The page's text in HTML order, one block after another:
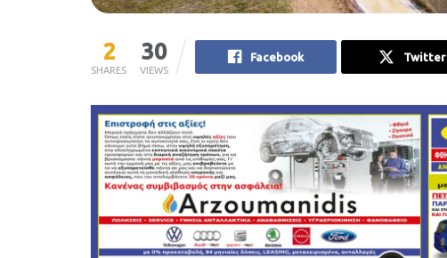
2
SHARES
30
VIEWS
Facebook Twitter